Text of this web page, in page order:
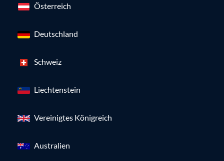
Österreich
Deutschland
Schweiz
Liechtenstein
Vereinigtes Königreich
Australien